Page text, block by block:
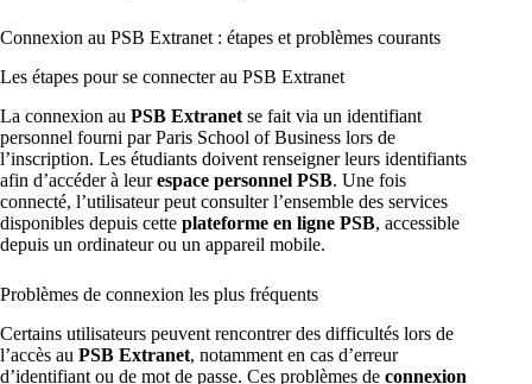
Connexion au PSB Extranet : étapes et problèmes courants
Les étapes pour se connecter au PSB Extranet
La connexion au PSB Extranet se fait via un identifiant
personnel fourni par Paris School of Business lors de
l’inscription. Les étudiants doivent renseigner leurs identifiants
afin d’accéder à leurespace personnel PSB. Une fois
connecté, l’utilisateur peut consulter l’ensemble des services
disponibles depuis cette plateforme en ligne PSB, accessible
depuis un ordinateur ou un appareil mobile.
Problèmes de connexion les plus fréquents
Certains utilisateurs peuvent rencontrer des difficultés lors de
l’accès au PSB Extranet, notamment en cas d’erreur
d’identifiant ou de mot de passe. Ces problèmes de connexion